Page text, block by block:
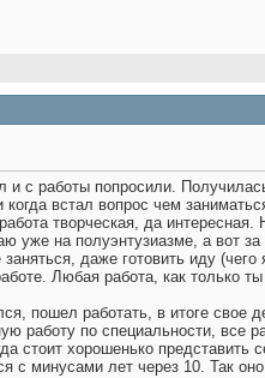
и с работы попросили.
встал вопрос чем
творческая, да интересная.
уже на полуэнтузиазме, а вот
даже готовить иду
Любая работа, как только
пошел работать, в итоге свое
работу по специальности, все
стоит хорошенько представить
с минусами лет через 10. Так